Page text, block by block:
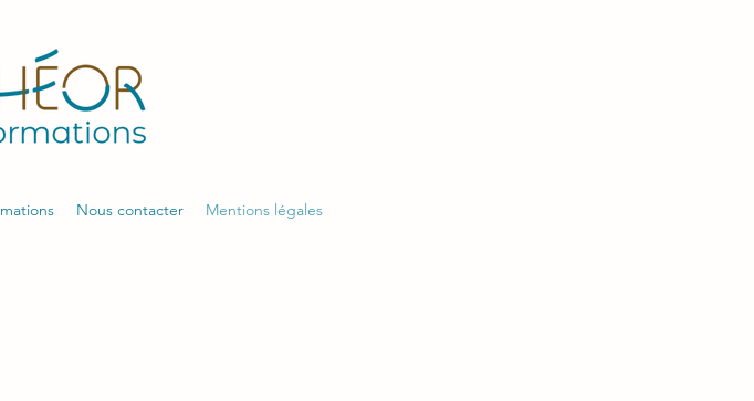
Nous contacter Mentions légales